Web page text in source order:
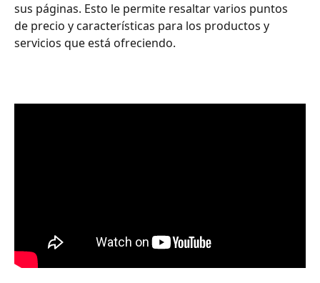
sus páginas. Esto le permite resaltar varios puntos
de precio y características para los productos y
servicios que está ofreciendo.